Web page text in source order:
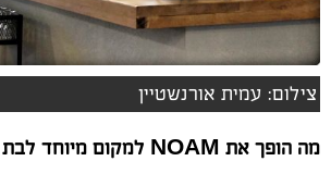
צילום: עמית אורנשטיין
מה הופך את למקום מיוחד לבת